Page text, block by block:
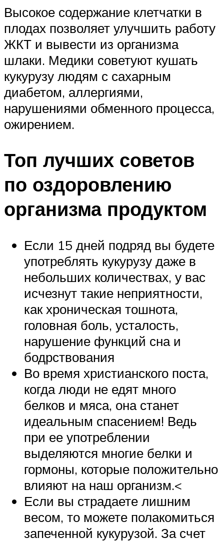
Высокое содержание клетчатки в
плодах позволяет улучшить работу
ЖКТ и вывести из организма
шлаки. Медики советуют кушать
кукурузу людям с сахарным
диабетом, аллергиями,
нарушениями обменного процесса,
ожирением.
Топ лучших советов
по оздоровлению
организма продуктом
Если 15 дней подряд вы будете
употреблять кукурузу даже в
небольших количествах, у вас
исчезнут такие неприятности,
как хроническая тошнота,
головная боль, усталость,
нарушение функций сна и
бодрствования
Во время христианского поста,
когда люди не едят много
белков и мяса, она станет
идеальным спасением! Ведь
при ее употреблении
выделяются многие белки и
гормоны, которые положительно
влияют на наш организм.<
Если вы страдаете лишним
весом, то можете полакомиться
запеченной кукурузой. За счет